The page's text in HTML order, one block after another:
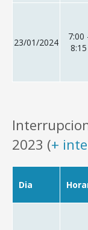
23/01/2024
7:00
8:15
2023 (+
Dia